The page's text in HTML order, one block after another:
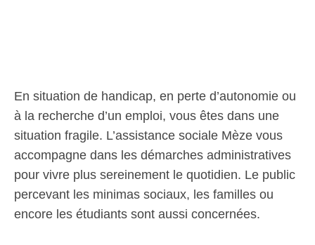
En situation de handicap, en perte d’autonomie ou
à la recherche d’un emploi, vous êtes dans une
situation fragile. L’assistance sociale Mèze vous
accompagne dans les démarches administratives
pour vivre plus sereinement le quotidien. Le public
percevant les minimas sociaux, les familles ou
encore les étudiants sont aussi concernées.